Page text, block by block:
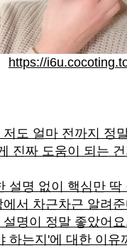
https://
도 얼마 전까지 정
진짜 도움이 되는
설명 없이 핵심만 딱
서 차근차근 알려
명이 정말 좋았어
는지'에 대한 이